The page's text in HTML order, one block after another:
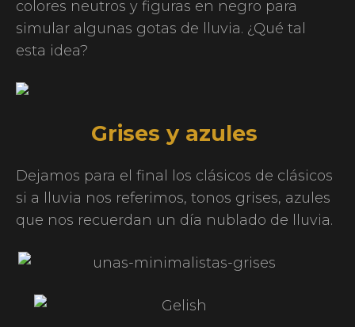
colores neutros y figuras en negro para
simular algunas gotas de lluvia. ¿Qué tal
esta idea?
Grises y azules
Dejamos para el final los clásicos de clásicos
si a lluvia nos referimos, tonos grises, azules
que nos recuerdan un día nublado de lluvia.